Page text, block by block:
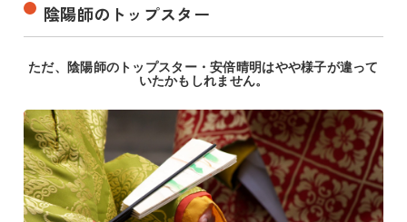
陰陽師のトップスター
ただ、陰陽師のトップスター・安倍晴明はやや様子が違って
いたかもしれません。